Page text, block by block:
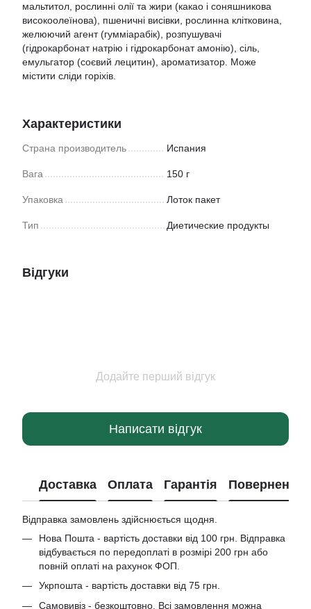
мальтитол, рослинні олії та жири (какао і соняшникова
високоолеїнова), пшеничні висівки, рослинна клітковина,
желюючий агент (гумміарабік), розпушувачі
(гідрокарбонат натрію і гідрокарбонат амонію), сіль,
емульгатор (соєвий лецитин), ароматизатор. Може
містити сліди горіхів.
Характеристики
Страна производитель Испания
Вага 150 г
Упаковка Лоток пакет
Тип Диетические продукты
Відгуки
Додайте перший відгук
Написати відгук
Доставка Оплата Гарантія Повернення
Відправка замовлень здійснюється щодня.
Нова Пошта - вартість доставки від 100 грн. Відправка
відбувається по передоплаті в розмірі 200 грн або
повній оплаті на рахунок ФОП.
Укрпошта - вартість доставки від 75 грн.
Самовивіз - безкоштовно. Всі замовлення можна